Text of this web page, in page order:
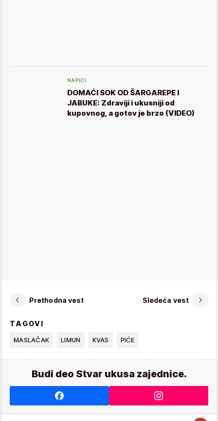
NAPICI
DOMAĆI SOK OD ŠARGAREPE I
JABUKE: Zdraviji i ukusniji od
kupovnog, a gotov je brzo (VIDEO)
Prethodna vest Sledeća vest
TAGOVI
MASLAČAK LIMUN KVAS PIĆE
Budi deo Stvar ukusa zajednice.